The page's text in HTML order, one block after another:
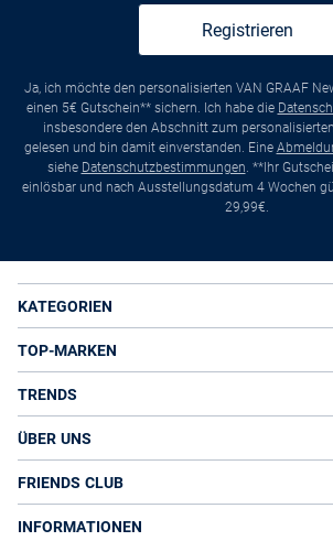
Registrieren
Ja, ich möchte den personalisierten VAN GRAAF
einen 5€ Gutschein** sichern. Ich habe die
insbesondere den Abschnitt zum
gelesen und bin damit einverstanden. Eine
siehe Datenschutzbestimmungen. **Ihr
einlösbar und nach Ausstellungsdatum 4 Wochen
29,99€.
KATEGORIEN
TOP-MARKEN
TRENDS
ÜBER UNS
FRIENDS CLUB
INFORMATIONEN